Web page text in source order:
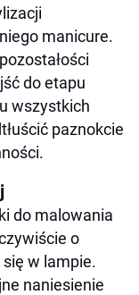
manicure.
do etapu
wszystkich
paznokcie
do malowania
o
w lampie.
naniesienie